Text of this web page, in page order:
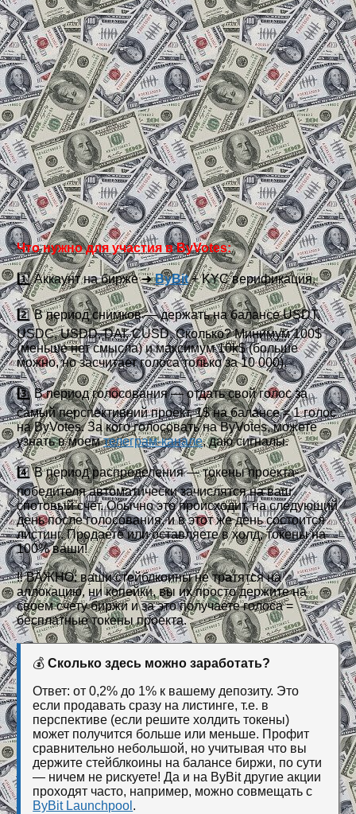
Что нужно для участия в ByVotes:
1️⃣ Аккаунт на бирже ➜ByBit+ KYC верификация.
2️⃣ В период снимков — держать на балансе USDT,
USDC, USDD, DAI, CUSD. Сколько? Минимум 100$
(меньше нет смысла) и максимум 10k$ (больше
можно, но засчитает голоса только за 10 000).
3️⃣ В период голосования — отдать свой голос за
самый перспективний проект, 1$ на балансе = 1 голос
на ByVotes. За кого голосовать на ByVotes, можете
узнать в моемтелеграм-канале, даю сигналы.
4️⃣ В период распределения — токены проекта-
победителя автоматически зачислятся на ваш
спотовый счет. Обычно это происходит, на следующий
день после голосования, и в этот же день состоится
листинг. Продаете или оставляете в холд, токены на
100% ваши!
‼️ ВАЖНО: ваши стейблкоины не тратятся на
аллокацию, ни копейки, вы их просто держите на
своем счету биржи и за это получаете голоса =
бесплатные токены проекта.
💰Сколько здесь можно заработать?
Ответ: от 0,2% до 1% к вашему депозиту. Это
если продавать сразу на листинге, т.е. в
перспективе (если решите холдить токены)
может получится больше или меньше. Профит
сравнительно небольшой, но учитывая что вы
держите стейблкоины на балансе биржи, по сути
— ничем не рискуете! Да и на ByBit другие акции
проходят часто, например, можно совмещать с
ByBit Launchpool .